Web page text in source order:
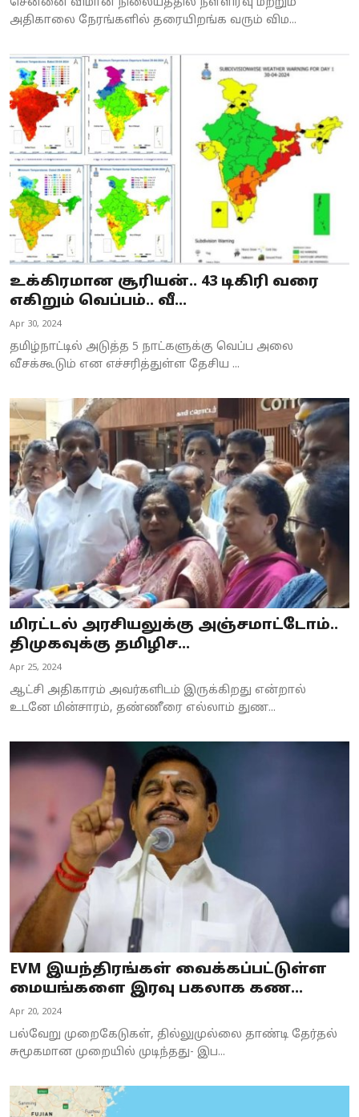
சென்னை விமான நிலையத்தில் நள்ளிரவு மற்றும்
அதிகாலை நேரங்களில் தரையிறங்க வரும் விம...
உக்கிரமான சூரியன்.. 43 டிகிரி வரை
எகிறும் வெப்பம்.. வீ...
Apr 30, 2024
தமிழ்நாட்டில் அடுத்த 5 நாட்களுக்கு வெப்ப அலை
வீசக்கூடும் என எச்சரித்துள்ள தேசிய ...
மிரட்டல் அரசியலுக்கு அஞ்சமாட்டோம்..
திமுகவுக்கு தமிழிச...
Apr 25, 2024
ஆட்சி அதிகாரம் அவர்களிடம் இருக்கிறது என்றால்
உடனே மின்சாரம், தண்ணீரை எல்லாம் துண...
EVM இயந்திரங்கள் வைக்கப்பட்டுள்ள
மையங்களை இரவு பகலாக கண...
Apr 20, 2024
பல்வேறு முறைகேடுகள், தில்லுமுல்லை தாண்டி தேர்தல்
சுமூகமான முறையில் முடிந்தது- இப...